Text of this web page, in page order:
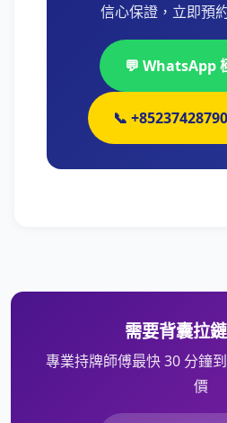
信心保證，立即預
💬 WhatsApp
📞
需要背囊拉
專業持牌師傅最快 30 分鐘
價